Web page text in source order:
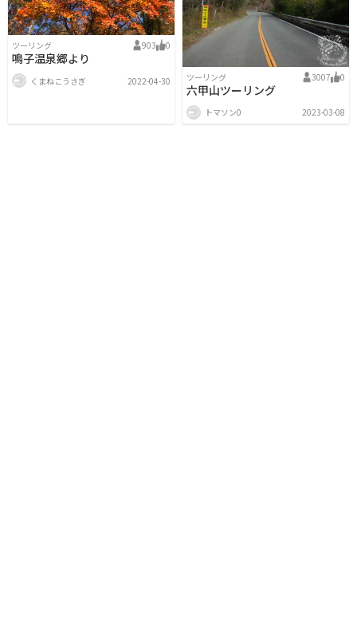
ツーリング 903 0
鳴子温泉郷より
くまねこうさぎ 2022-04-30 ツーリング 3007 0
六甲山ツーリング
トマソン0 2023-03-08